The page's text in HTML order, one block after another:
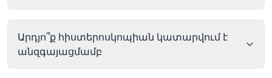
Արդյո՞ք հիստերոսկոպիան կատարվում է
անզգայացմամբ